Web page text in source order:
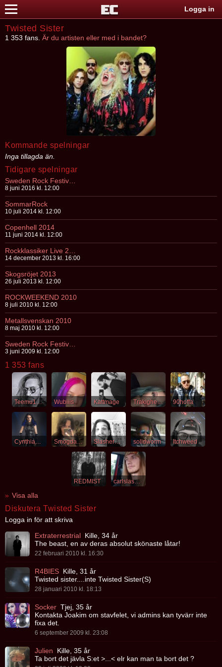
Logga in
Twisted Sister
1 353 fans. Är du artisten eller med i bandet?
Kommande spelningar
Inga tillagda än.
Tidigare spelningar
8 juni 2016 kl. 12:00
SommarRock
10 juli 2014 kl. 12:00
Copenhell 2014
11 juni 2014 kl. 12:00
14 december 2013 kl. 16:00
Skogsröjet 2013
26 juli 2013 kl. 12:00
ROCKWEEKEND 2010
8 juli 2010 kl. 12:00
Metallsvenskan 2010
8 maj 2010 kl. 12:00
3 juni 2009 kl. 12:00
1 353 fans
Teemu1991 Wubiiis Kattmage Trakigheters 90hoffa
CynthiaLunaFrost Smogdanoff Slasherbob solidworm Itchweed
REDMIST carlslash95
Visa alla
Diskutera Twisted Sister
Logga in för att skriva
Extraterrestrial Kille, 34 år
The beast, en av deras absolut skönaste låtar!
22 februari 2010 kl. 16:30
R4BIES Kille, 31 år
Twisted sister....inte Twisted Sister(S)
28 januari 2010 kl. 18:13
Socker Tjej, 35 år
Kontakta Joakim om stavfelet, vi admins kan tyvärr inte
fixa det.
6 september 2009 kl. 23:08
Julien
Kille, 35 år
Ta bort det jävla S:et >...< elr kan man ta bort det ?